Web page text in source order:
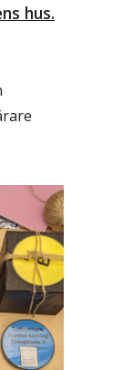
hus.